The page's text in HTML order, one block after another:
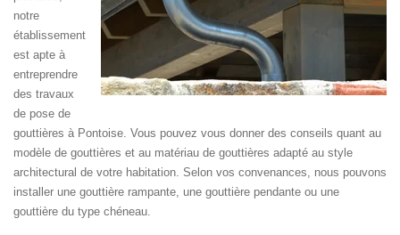
notre
établissement
est apte à
entreprendre
des travaux
de pose de
gouttières à Pontoise. Vous pouvez vous donner des conseils quant au
modèle de gouttières et au matériau de gouttières adapté au style
architectural de votre habitation. Selon vos convenances, nous pouvons
installer une gouttière rampante, une gouttière pendante ou une
gouttière du type chéneau.